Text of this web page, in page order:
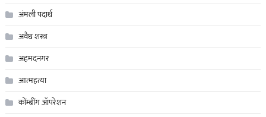
अंमली पदार्थ
अवैध शस्त्र
अहमदनगर
आत्महत्या
कोंम्बींग ॲापरेशन